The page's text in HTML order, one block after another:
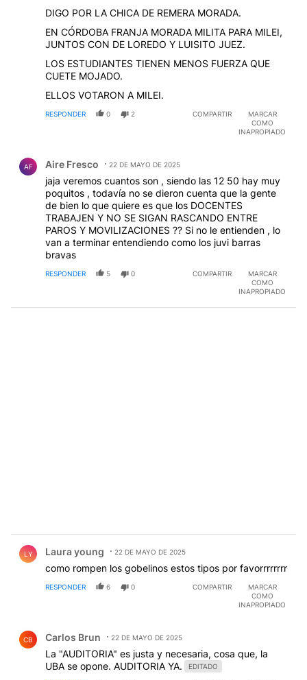
DIGO POR LA CHICA DE REMERA MORADA.
EN CÓRDOBA FRANJA MORADA MILITA PARA MILEI,
JUNTOS CON DE LOREDO Y LUISITO JUEZ.
LOS ESTUDIANTES TIENEN MENOS FUERZA QUE
CUETE MOJADO.
ELLOS VOTARON A MILEI.
RESPONDER 0 2 COMPARTIR
MARCAR
COMO
INAPROPIADO
AF Aire Fresco 22 DE MAYO DE 2025
jaja veremos cuantos son , siendo las 12 50 hay muy
poquitos , todavía no se dieron cuenta que la gente
de bien lo que quiere es que los DOCENTES
TRABAJEN Y NO SE SIGAN RASCANDO ENTRE
PAROS Y MOVILIZACIONES ?? Si no le entienden , lo
van a terminar entendiendo como los juvi barras
bravas
RESPONDER 5 0 COMPARTIR
MARCAR
COMO
INAPROPIADO
LY Laura young 22 DE MAYO DE 2025
como rompen los gobelinos estos tipos por favorrrrrrrr
RESPONDER 6 0 COMPARTIR
MARCAR
COMO
INAPROPIADO
CB Carlos Brun 22 DE MAYO DE 2025
La "AUDITORIA" es justa y necesaria, cosa que, la
UBA se opone. AUDITORIA YA.
EDITADO